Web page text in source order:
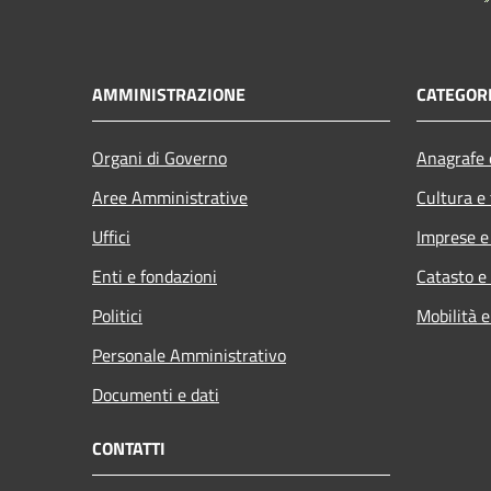
AMMINISTRAZIONE
Organi di Governo
Aree Amministrative
Uffici
Enti e fondazioni
Politici
Personale Amministrativo
Documenti e dati
Cultura
Imprese
Catasto
Mobilità
CONTATTI